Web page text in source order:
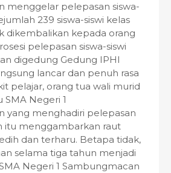
menggelar pelepasan siswa-
239 siswa-siswi kelas
dikembalikan kepada orang
pelepasan siswa-siswi
digedung Gedung IPHI
lancar dan penuh rasa
pelajar, orang tua wali murid
Negeri 1
yang menghadiri pelepasan
itu menggambarkan raut
dan terharu. Betapa tidak,
selama tiga tahun menjadi
Negeri 1 Sambungmacan